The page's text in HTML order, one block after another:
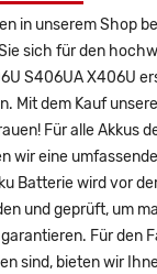
in unserem Shop
sich für den
S406UA X406U
Mit dem Kauf
Für alle Akkus
wir eine
Batterie wird vor
und geprüft, um
Für den
sind, bieten wir